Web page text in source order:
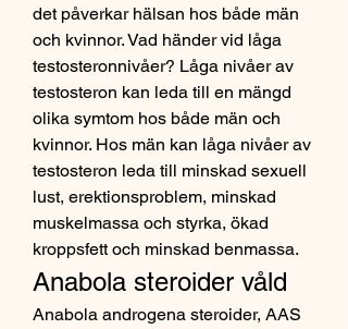
det påverkar hälsan hos både män
och kvinnor. Vad händer vid låga
testosteronnivåer? Låga nivåer av
testosteron kan leda till en mängd
olika symtom hos både män och
kvinnor. Hos män kan låga nivåer av
testosteron leda till minskad sexuell
lust, erektionsproblem, minskad
muskelmassa och styrka, ökad
kroppsfett och minskad benmassa.
Anabola steroider våld
Anabola androgena steroider, AAS